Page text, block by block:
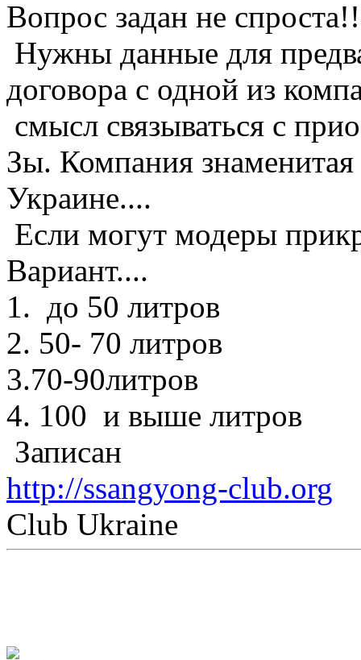
Вопрос задан не
Нужны данные для
договора с одной из
смысл связываться с
Зы. Компания знаменитая
Украине....
Если могут модеры
Вариант....
1. до 50 литров
2. 50- 70 литров
3.70-90литров
4. 100 и выше литров
Записан
http://ssangyong-club.org
Club Ukraine